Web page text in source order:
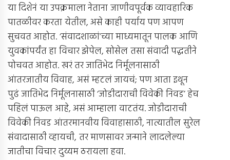
या दिशेनं या उपक्रमाला नेताना जाणीवपूर्वक व्यावहारिक
पातळीवर करता येतील, असे काही पर्याय पण आपण
सुचवत आहोत. ‘संवादशाळां’च्या माध्यमातून पालक आणि
युवकांपर्यंत हा विचार झेपेल, सोसेल तसा संवादी पद्धतीने
पोचवत आहोत. खरं तर जातिभेद निर्मूलनासाठी
आंतरजातीय विवाह, असं म्हटलं जायचं; पण आता इथून
पुढं जातिभेद निर्मूलनासाठी ‘जोडीदाराची विवेकी निवड’ हेच
पहिलं पाऊल आहे, असं आम्हाला वाटतंय. जोडीदाराची
विवेकी निवड आंतरमानवीय विवाहासाठी, नात्यातील सुरेल
संवादासाठी व्हायची, तर माणसावर जन्माने लादलेल्या
जातीचा विचार दुय्यम ठरायला हवा.